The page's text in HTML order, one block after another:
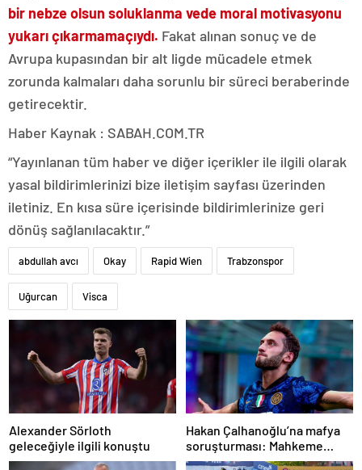
bir nebze olsun soluklanma vede moral motivasyonu
yukarı çıkarmamaçıydı. Fakat alınan sonuç ve de
Avrupa kupasından bir alt ligde mücadele etmek
zorunda kalmaları daha sorunlu bir süreci beraberinde
getirecektir.
Haber Kaynak : SABAH.COM.TR
“Yayınlanan tüm haber ve diğer içerikler ile ilgili olarak
yasal bildirimlerinizi bize iletişim sayfası üzerinden
iletiniz. En kısa süre içerisinde bildirimlerinize geri
dönüş sağlanılacaktır.”
abdullah avcı Okay Rapid Wien Trabzonspor
Uğurcan Visca
Alexander Sörloth
geleceğiyle ilgili konuştu
Hakan Çalhanoğlu’na mafya
soruşturması: Mahkeme
cezasını açıkladı